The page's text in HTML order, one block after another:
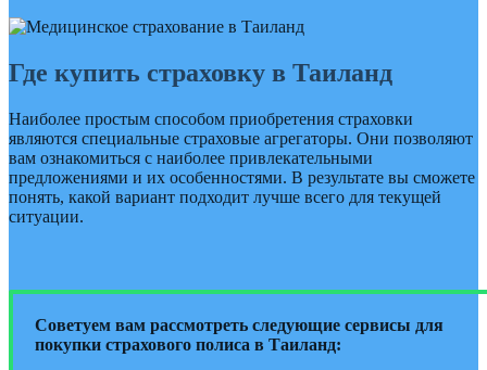
Где купить страховку в Таиланд
Наиболее простым способом приобретения страховки
являются специальные страховые агрегаторы. Они позволяют
вам ознакомиться с наиболее привлекательными
предложениями и их особенностями. В результате вы сможете
понять, какой вариант подходит лучше всего для текущей
ситуации.
Советуем вам рассмотреть следующие сервисы для
покупки страхового полиса в Таиланд: